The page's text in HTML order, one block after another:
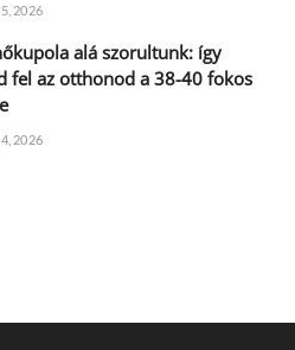
2026
alá szorultunk: így
fel az otthonod a 38-40 fokos
2026